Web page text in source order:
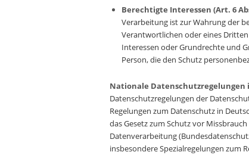
Berechtigte Interessen (Art. 6
Verarbeitung ist zur Wahrung der
Verantwortlichen oder eines
Interessen oder Grundrechte und
Person, die den Schutz
Nationale Datenschutzregelungen
Datenschutzregelungen der
Regelungen zum Datenschutz in
das Gesetz zum Schutz vor
Datenverarbeitung
insbesondere Spezialregelungen zum